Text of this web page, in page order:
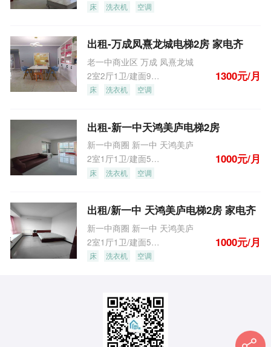
床 洗衣机 空调
出租-万成凤熹龙城电梯2房 家电齐
老一中商业区 万成 凤熹龙城
2室2厅1卫/建面90.3m
1300元/月
床 洗衣机 空调
出租-新一中天鸿美庐电梯2房
新一中商圈 新一中 天鸿美庐
2室1厅1卫/建面55.0m
1000元/月
床 洗衣机 空调
出租/新一中 天鸿美庐电梯2房 家电齐
新一中商圈 新一中 天鸿美庐
2室1厅1卫/建面55.0m
1000元/月
床 洗衣机 空调